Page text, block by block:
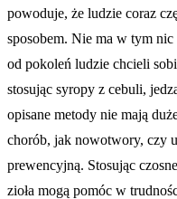
powoduje, że ludzie coraz
sposobem. Nie ma w tym nic
od pokoleń ludzie chcieli
stosując syropy z cebuli,
opisane metody nie mają
chorób, jak nowotwory, czy
prewencyjną. Stosując
zioła mogą pomóc w